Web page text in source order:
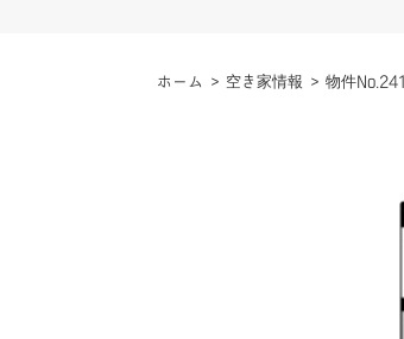
ホーム > 空き家情報 > 物件No.241